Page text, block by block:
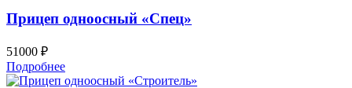
Прицеп одноосный «Спец»
51000 ₽
Подробнее